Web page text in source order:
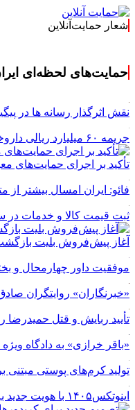
شعار حمایت‌آنلاین
«
حمایت‌های لحظه‌ای
نقش اثرگذار رسانه ها در
جریمه ۶۰ میلیارد ریالی داروخانه متخلف
تأکید بر اجرای حمایت‌های
فائو: ایران امسال بیشتر از متوسط 5 ساله غله
ثبت قیمت کالا و خدمات در سامانه 124
آغاز پیش‌فروش بلیت بازگشت
موفقیت داور چهارمحال و
«خبرنگاران» روایتگران
تأیید ربایش و قتل حمیدرضا
«باقر خرازی» به دادگاه
تولید کرم‌های پوستی مبتنی
اینوتکس۱۴۰۵ با هویت جدید برگزار می‌شود